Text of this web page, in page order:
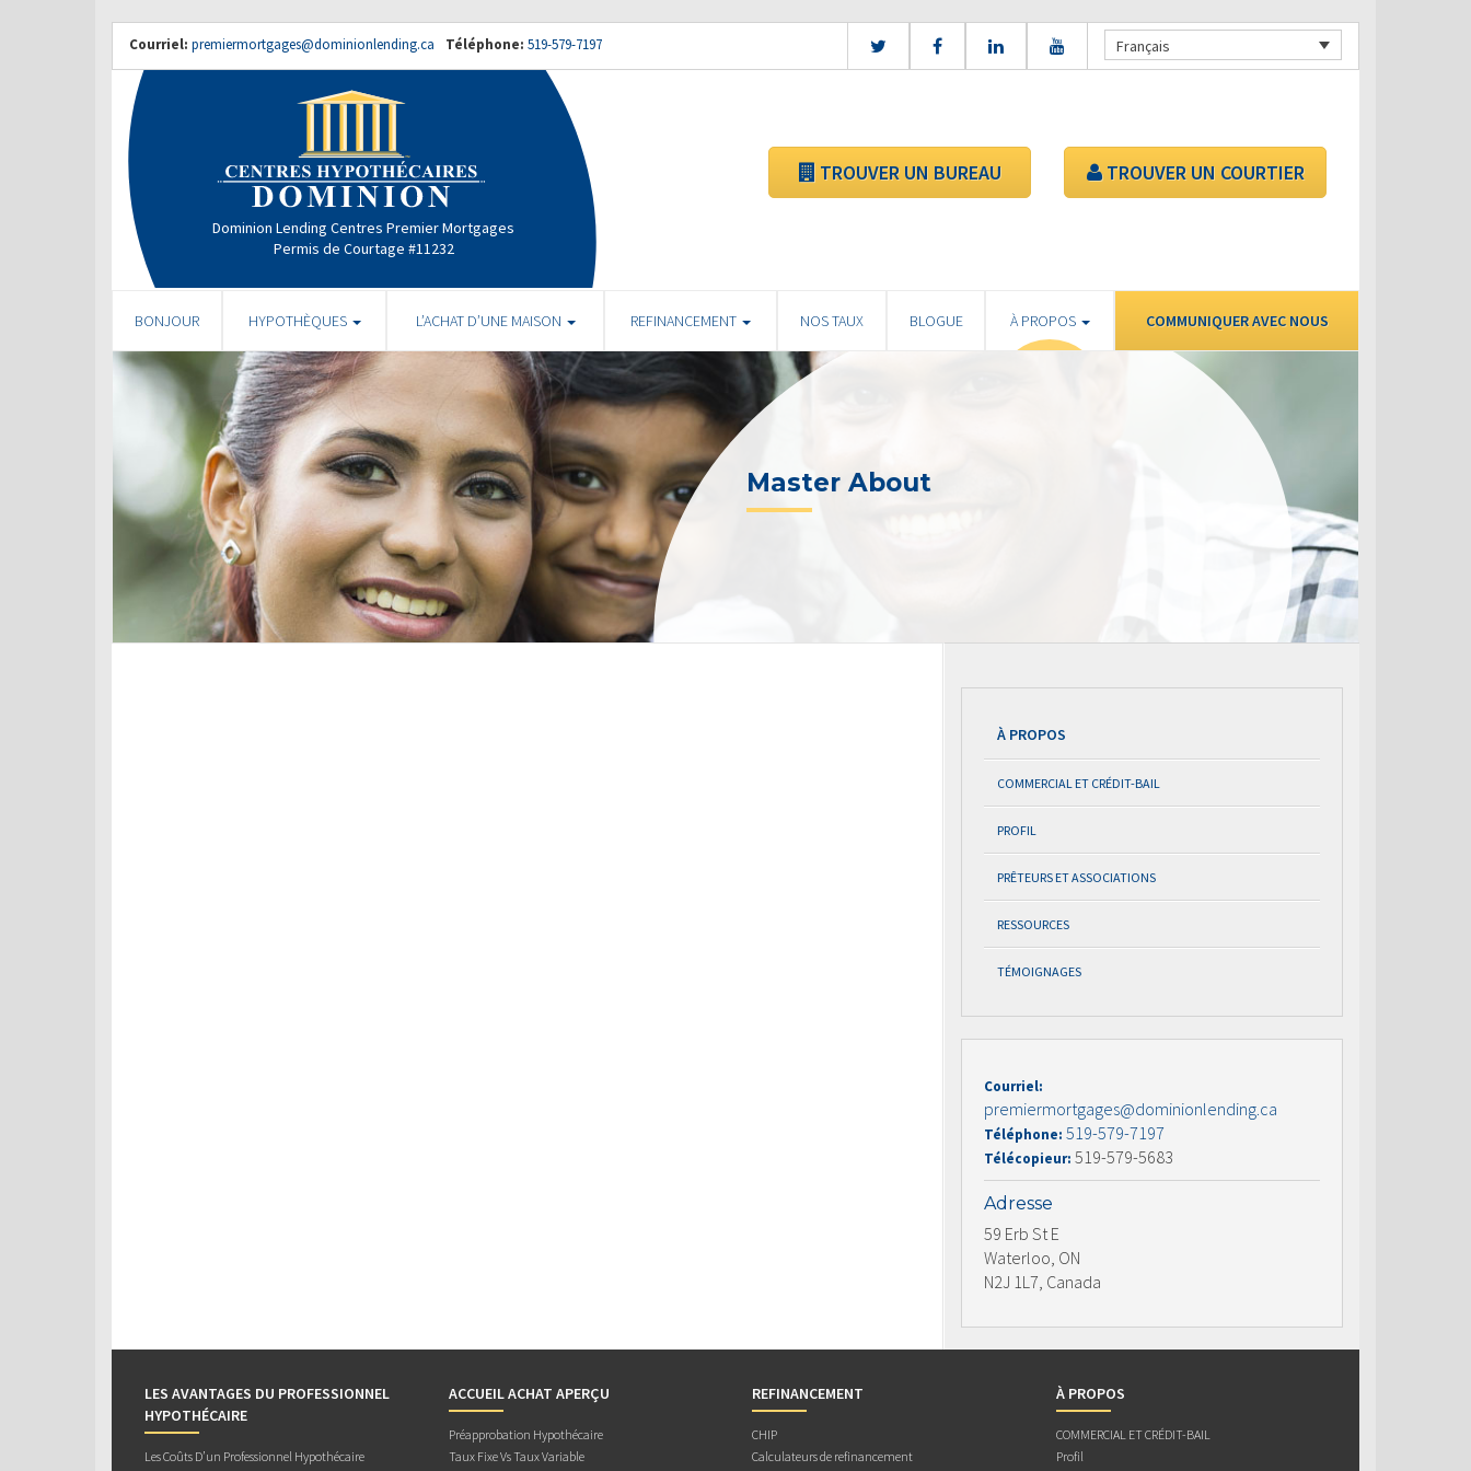
Courriel: premiermortgages@dominionlending.ca Téléphone: 519-579-7197 Français
Dominion Lending Centres Premier Mortgages
Permis de Courtage #11232
TROUVER UN BUREAU TROUVER UN COURTIER
BONJOUR HYPOTHÈQUES L’ACHAT D’UNE MAISON REFINANCEMENT NOS TAUX BLOGUE À PROPOS COMMUNIQUER AVEC NOUS
Master About
À PROPOS
COMMERCIAL ET CRÉDIT-BAIL
PROFIL
PRÊTEURS ET ASSOCIATIONS
RESSOURCES
TÉMOIGNAGES
Courriel:
premiermortgages@dominionlending.ca
Téléphone: 519-579-7197
Télécopieur: 519-579-5683
Adresse
59 Erb St E
Waterloo, ON
N2J 1L7, Canada
LES AVANTAGES DU PROFESSIONNEL
HYPOTHÉCAIRE
Les Coûts D’un Professionnel Hypothécaire
ACCUEIL ACHAT APERÇU
Préapprobation Hypothécaire
Taux Fixe Vs Taux Variable
REFINANCEMENT
CHIP
Calculateurs de refinancement
À PROPOS
COMMERCIAL ET CRÉDIT-BAIL
Profil